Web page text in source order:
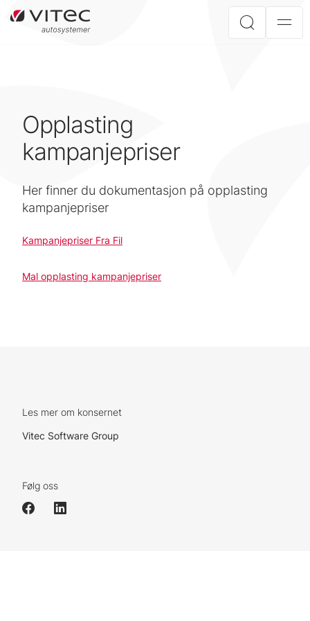
Opplasting
kampanjepriser
Her finner du dokumentasjon på opplasting
kampanjepriser
Kampanjepriser Fra Fil
Mal opplasting kampanjepriser
Les mer om konsernet
Vitec Software Group
Følg oss